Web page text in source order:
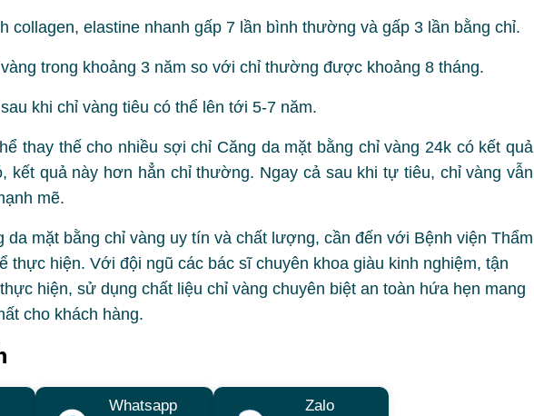
collagen, elastine nhanh gấp 7 lần bình thường và gấp 3 lần bằng chỉ.
trong khoảng 3 năm so với chỉ thường được khoảng 8 tháng.
khi chỉ vàng tiêu có thể lên tới 5-7 năm.
thay thế cho nhiều sợi chỉ Căng da mặt bằng chỉ vàng 24k có kết quả
kết quả này hơn hẳn chỉ thường. Ngay cả sau khi tự tiêu, chỉ vàng vẫn
mẽ.
da mặt bằng chỉ vàng uy tín và chất lượng, cần đến với Bệnh viện Thẩm
thực hiện. Với đội ngũ các bác sĩ chuyên khoa giàu kinh nghiệm, tận
hiện, sử dụng chất liệu chỉ vàng chuyên biệt an toàn hứa hẹn mang
cho khách hàng.
Whatsapp Zalo